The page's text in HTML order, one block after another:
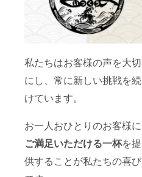
私たちはお客様の声を大切
にし、常に新しい挑戦を続
けています。
お一人おひとりのお客様に
ご満足いただける一杯を提
供することが私たちの喜び